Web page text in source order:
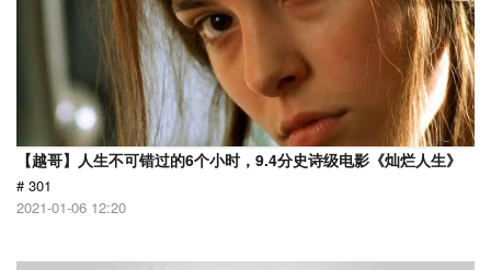
【越哥】人生不可错过的6个小时，9.4分史诗级电影《灿烂人生》
# 301
2021-01-06 12:20